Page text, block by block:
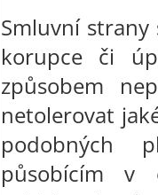
Smluvní
korupce či
způsobem
netolerovat
podobných
působícím v